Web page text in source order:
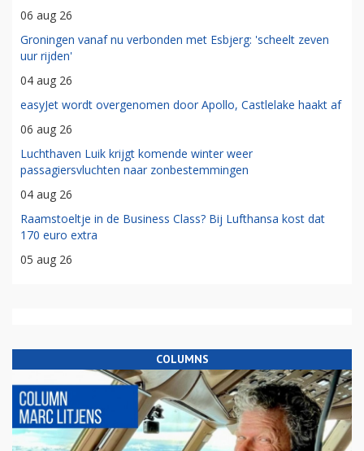
06 aug 26
Groningen vanaf nu verbonden met Esbjerg: 'scheelt zeven
uur rijden'
04 aug 26
easyJet wordt overgenomen door Apollo, Castlelake haakt af
06 aug 26
Luchthaven Luik krijgt komende winter weer
passagiersvluchten naar zonbestemmingen
04 aug 26
Raamstoeltje in de Business Class? Bij Lufthansa kost dat
170 euro extra
05 aug 26
COLUMNS